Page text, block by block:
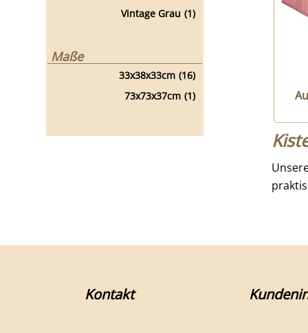
Vintage Grau (1)
Maße
33x38x33cm (16)
73x73x37cm (1)
Kontakt